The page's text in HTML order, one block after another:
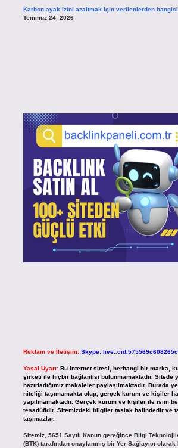
Karbon ayak izini azaltmak için verilenlerden hangisi
Temmuz 24, 2026
Reklam ve İletişim: Skype:
Yasal Uyarı: Bu internet sitesi, herhangi bir marka,
şirketi ile hiçbir bağlantısı bulunmamaktadır. Sitede
hazırladığımız makaleler paylaşılmaktadır. Burada
niteliği taşımamakta olup, gerçek kurum ve kişiler
yapılmamaktadır. Gerçek kurum ve kişiler ile isim
tesadüfidir. Sitemizdeki bilgiler taslak halindedir ve
taşımazlar.
Sitemiz, 5651 Sayılı Kanun gereğince Bilgi
(BTK) tarafından onaylanmış bir Yer Sağlayıcı